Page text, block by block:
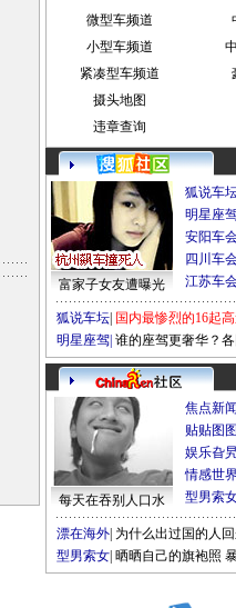
微型车频道
小型车频道
紧凑型车频道
摄头地图
违章查询
富家子女友遭曝光
狐说车
明星座
安阳车
四川车
江苏车
狐说车坛 国内最惨烈的16起
明星座驾 谁的座驾更奢华？
每天在吞别人口水
焦点新闻
贴贴图图
娱乐旮
情感世
型男索
漂在海外 为什么出过国的人
型男索女 晒晒自己的旗袍照